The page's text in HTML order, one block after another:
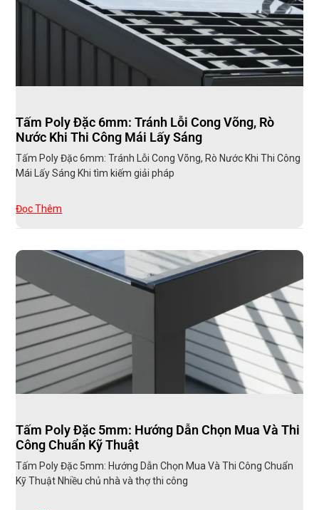
Tấm Poly Đặc 6mm: Tránh Lỗi Cong Võng, Rò
Nước Khi Thi Công Mái Lấy Sáng
Tấm Poly Đặc 6mm: Tránh Lỗi Cong Võng, Rò Nước Khi Thi Công
Mái Lấy Sáng Khi tìm kiếm giải pháp
Đọc Thêm
Tấm Poly Đặc 5mm: Hướng Dẫn Chọn Mua Và Thi
Công Chuẩn Kỹ Thuật
Tấm Poly Đặc 5mm: Hướng Dẫn Chọn Mua Và Thi Công Chuẩn
Kỹ Thuật Nhiều chủ nhà và thợ thi công